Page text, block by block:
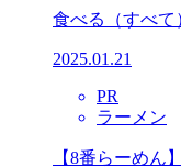
食べる （すべて
2025.01.21
PR
ラーメン
【8番らーめん